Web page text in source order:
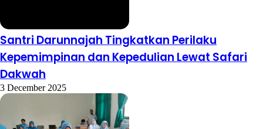
Santri Darunnajah Tingkatkan Perilaku
Kepemimpinan dan Kepedulian Lewat Safari
Dakwah
3 December 2025